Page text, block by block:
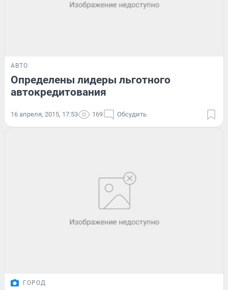
АВТО
Определены лидеры льготного
автокредитования
16 апреля, 2015, 17:53 169 Обсудить
ГОРОД